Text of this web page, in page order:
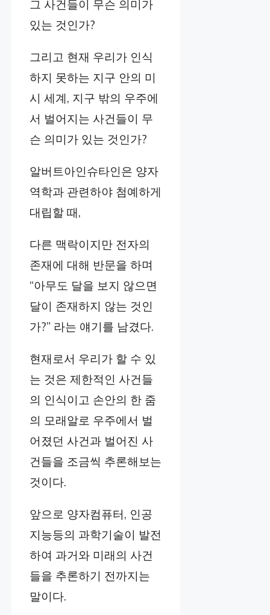
그 사건들이 무슨 의미가
있는 것인가?
그리고 현재 우리가 인식
하지 못하는 지구 안의 미
시 세계, 지구 밖의 우주에
서 벌어지는 사건들이 무
슨 의미가 있는 것인가?
알버트아인슈타인은 양자
역학과 관련하야 첨예하게
대립할 때,
다른 맥락이지만 전자의
존재에 대해 반문을 하며
“아무도 달을 보지 않으면
달이 존재하지 않는 것인
가?” 라는 얘기를 남겼다.
현재로서 우리가 할 수 있
는 것은 제한적인 사건들
의 인식이고 손안의 한 줌
의 모래알로 우주에서 벌
어졌던 사건과 벌어진 사
건들을 조금씩 추론해보는
것이다.
앞으로 양자컴퓨터, 인공
지능등의 과학기술이 발전
하여 과거와 미래의 사건
들을 추론하기 전까지는
말이다.